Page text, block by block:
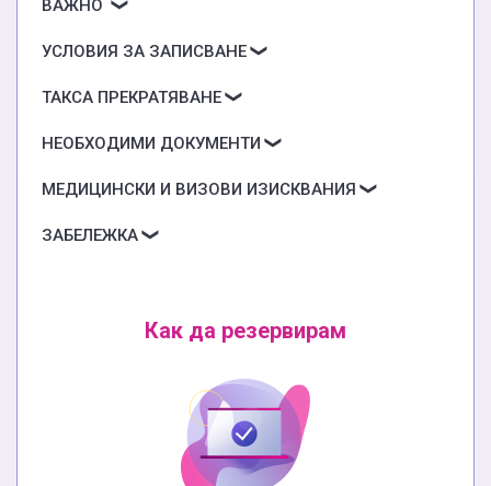
ВАЖНО
УСЛОВИЯ ЗА ЗАПИСВАНЕ
ТАКСА ПРЕКРАТЯВАНЕ
НЕОБХОДИМИ ДОКУМЕНТИ
МЕДИЦИНСКИ И ВИЗОВИ ИЗИСКВАНИЯ
ЗАБЕЛЕЖКА
Как да резервирам